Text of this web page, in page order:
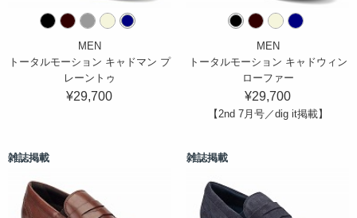
MEN
トータルモーション キャドマン プ
レーントゥ
¥29,700
MEN
トータルモーション キャドウィン
ローファー
¥29,700
【2nd 7月号／dig it掲載】
雑誌掲載 雑誌掲載